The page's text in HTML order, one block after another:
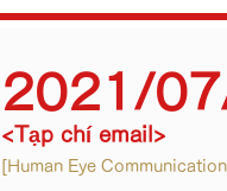
2021/
<Tạp chí email>
[Human Eye